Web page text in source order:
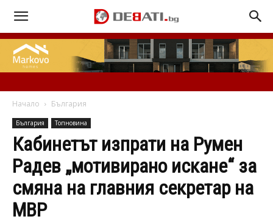
Начало България
България Топновина
Кабинетът изпрати на Румен
Радев „мотивирано искане“ за
смяна на главния секретар на
МВР